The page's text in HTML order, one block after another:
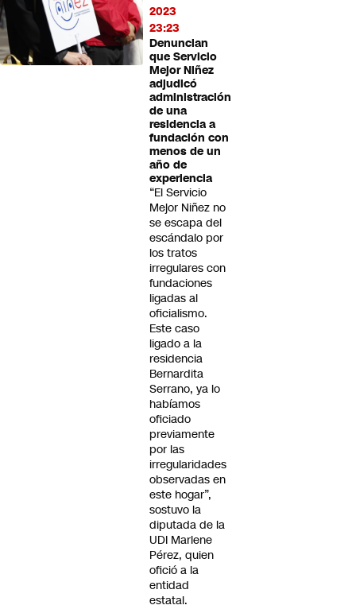
2023
23:23
Denuncian
que Servicio
Mejor Niñez
adjudicó
administración
de una
residencia a
fundación con
menos de un
año de
experiencia
“El Servicio
Mejor Niñez no
se escapa del
escándalo por
los tratos
irregulares con
fundaciones
ligadas al
oficialismo.
Este caso
ligado a la
residencia
Bernardita
Serrano, ya lo
habíamos
oficiado
previamente
por las
irregularidades
observadas en
este hogar”,
sostuvo la
diputada de la
UDI Marlene
Pérez, quien
ofició a la
entidad
estatal.